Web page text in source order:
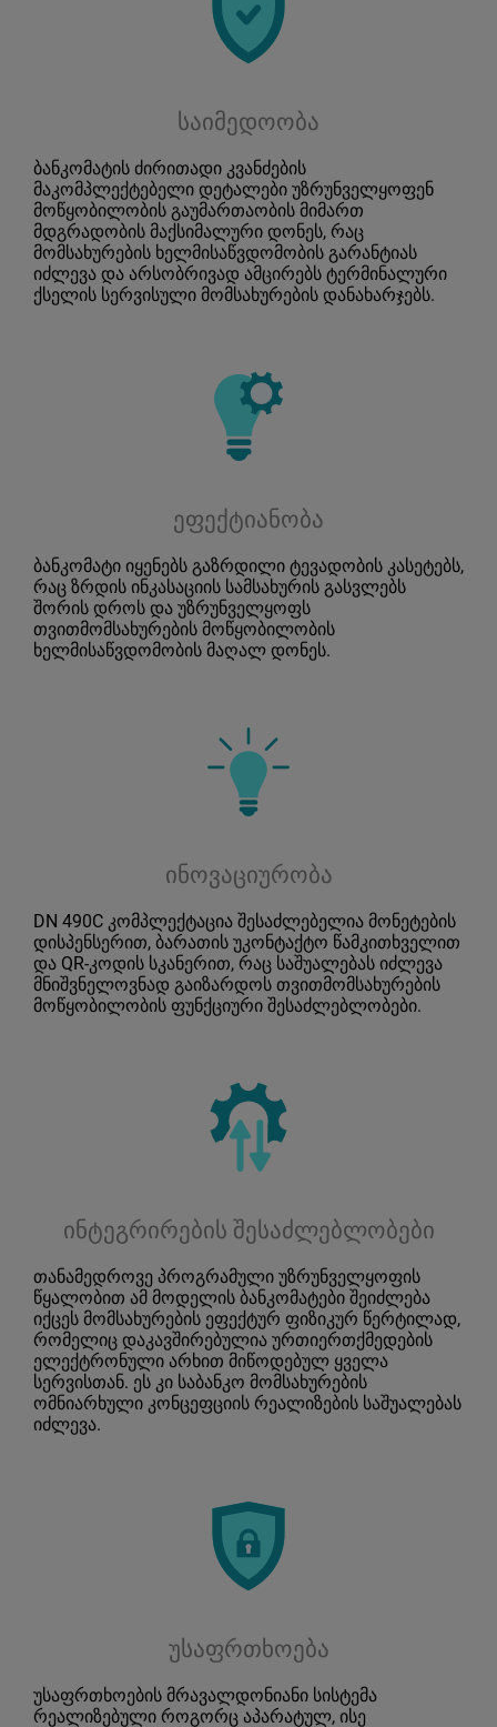
საიმედოობა
ბანკომატის ძირითადი კვანძების
მაკომპლექტებელი დეტალები უზრუნველყოფენ
მოწყობილობის გაუმართაობის მიმართ
მდგრადობის მაქსიმალური დონეს, რაც
მომსახურების ხელმისაწვდომობის გარანტიას
იძლევა და არსობრივად ამცირებს ტერმინალური
ქსელის სერვისული მომსახურების დანახარჯებს.
ეფექტიანობა
ბანკომატი იყენებს გაზრდილი ტევადობის კასეტებს,
რაც ზრდის ინკასაციის სამსახურის გასვლებს
შორის დროს და უზრუნველყოფს
თვითმომსახურების მოწყობილობის
ხელმისაწვდომობის მაღალ დონეს.
ინოვაციურობა
DN 490C კომპლექტაცია შესაძლებელია მონეტების
დისპენსერით, ბარათის უკონტაქტო წამკითხველით
და QR-კოდის სკანერით, რაც საშუალებას იძლევა
მნიშვნელოვნად გაიზარდოს თვითმომსახურების
მოწყობილობის ფუნქციური შესაძლებლობები.
ინტეგრირების შესაძლებლობები
თანამედროვე პროგრამული უზრუნველყოფის
წყალობით ამ მოდელის ბანკომატები შეიძლება
იქცეს მომსახურების ეფექტურ ფიზიკურ წერტილად,
რომელიც დაკავშირებულია ურთიერთქმედების
ელექტრონული არხით მიწოდებულ ყველა
სერვისთან. ეს კი საბანკო მომსახურების
ომნიარხული კონცეფციის რეალიზების საშუალებას
იძლევა.
უსაფრთხოება
უსაფრთხოების მრავალდონიანი სისტემა
რეალიზებული როგორც აპარატულ, ისე